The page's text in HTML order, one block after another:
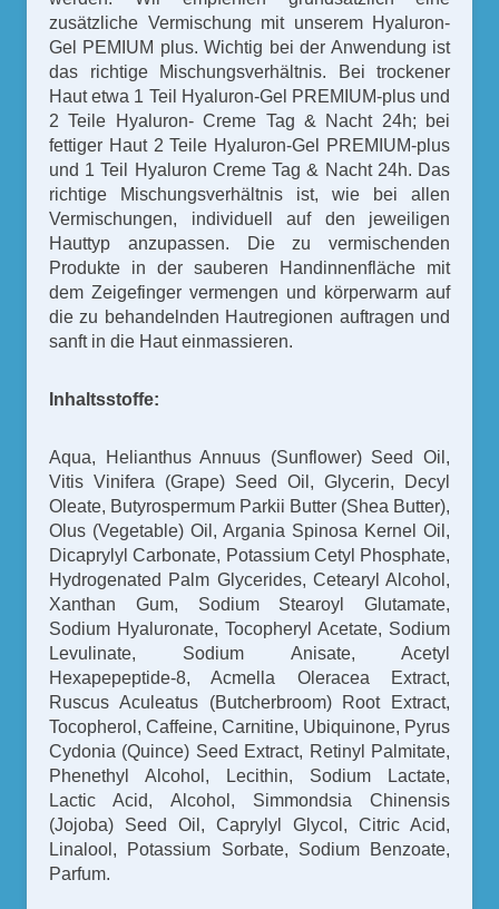
zusätzliche Vermischung mit unserem Hyaluron-
Gel PEMIUM plus. Wichtig bei der Anwendung ist
das richtige Mischungsverhältnis. Bei trockener
Haut etwa 1 Teil Hyaluron-Gel PREMIUM-plus und
2 Teile Hyaluron- Creme Tag & Nacht 24h; bei
fettiger Haut 2 Teile Hyaluron-Gel PREMIUM-plus
und 1 Teil Hyaluron Creme Tag & Nacht 24h. Das
richtige Mischungsverhältnis ist, wie bei allen
Vermischungen, individuell auf den jeweiligen
Hauttyp anzupassen. Die zu vermischenden
Produkte in der sauberen Handinnenfläche mit
dem Zeigefinger vermengen und körperwarm auf
die zu behandelnden Hautregionen auftragen und
sanft in die Haut einmassieren.
Inhaltsstoffe:
Aqua, Helianthus Annuus (Sunflower) Seed Oil,
Vitis Vinifera (Grape) Seed Oil, Glycerin, Decyl
Oleate, Butyrospermum Parkii Butter (Shea Butter),
Olus (Vegetable) Oil, Argania Spinosa Kernel Oil,
Dicaprylyl Carbonate, Potassium Cetyl Phosphate,
Hydrogenated Palm Glycerides, Cetearyl Alcohol,
Xanthan Gum, Sodium Stearoyl Glutamate,
Sodium Hyaluronate, Tocopheryl Acetate, Sodium
Levulinate, Sodium Anisate, Acetyl
Hexapepeptide-8, Acmella Oleracea Extract,
Ruscus Aculeatus (Butcherbroom) Root Extract,
Tocopherol, Caffeine, Carnitine, Ubiquinone, Pyrus
Cydonia (Quince) Seed Extract, Retinyl Palmitate,
Phenethyl Alcohol, Lecithin, Sodium Lactate,
Lactic Acid, Alcohol, Simmondsia Chinensis
(Jojoba) Seed Oil, Caprylyl Glycol, Citric Acid,
Linalool, Potassium Sorbate, Sodium Benzoate,
Parfum.